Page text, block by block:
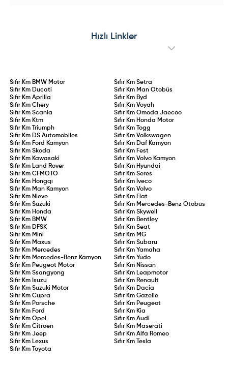
sürücülük süresi kanunlaştı. 75 ceza
puanının aşılması, 0,20 promil üzeri
arızalar ve Ford Edsel’i aratmayan
performansıyla model adeta sınıfta
Hızlı Linkler
Sıfır Km BMW Motor Sıfır Km Setra
Sıfır Km Ducati Sıfır Km Man Otobüs
Sıfır KmAprilia Sıfır Km Byd
Sıfır KmChery Sıfır Km Voyah
Sıfır KmScania Sıfır Km Omoda Jaecoo
Sıfır Km Ktm Sıfır Km Honda Motor
Sıfır Km
Triumph Sıfır Km
Togg
Sıfır Km DS Automobiles Sıfır Km Volkswagen
Sıfır Km Ford Kamyon Sıfır Km Daf Kamyon
Sıfır KmSkoda Sıfır Km Fest
Sıfır Km Kawasaki Sıfır Km Volvo Kamyon
Sıfır Km Land Rover Sıfır Km Hyundai
Sıfır KmCFMOTO Sıfır Km Seres
Sıfır Km Hongqı Sıfır Km Iveco
Sıfır Km Man Kamyon Sıfır Km Volvo
Sıfır Km Nieve Sıfır Km Fiat
Sıfır KmSuzuki Sıfır Km Mercedes-Benz Otobüs
Sıfır Km Honda Sıfır Km Skywell
Sıfır Km BMW Sıfır Km Bentley
Sıfır Km DFSK Sıfır Km Seat
Sıfır Km Mini Sıfır Km MG
Sıfır Km Maxus Sıfır Km Subaru
Sıfır Km Mercedes Sıfır Km Yamaha
Sıfır Km Mercedes-Benz Kamyon Sıfır Km Yudo
Sıfır Km Peugeot Motor Sıfır Km Nissan
Sıfır KmSsangyong Sıfır Km Leapmotor
Sıfır Km Isuzu Sıfır Km Renault
Sıfır KmSuzuki Motor Sıfır Km Dacia
Sıfır KmCupra Sıfır Km Gazelle
Sıfır Km Porsche Sıfır Km Peugeot
Sıfır Km Ford Sıfır Km Kia
Sıfır KmOpel Sıfır Km Audi
Sıfır KmCitroen Sıfır Km Maserati
Sıfır KmJeep Sıfır Km Alfa Romeo
Sıfır Km Lexus Sıfır Km
Tesla
Sıfır Km
Toyota